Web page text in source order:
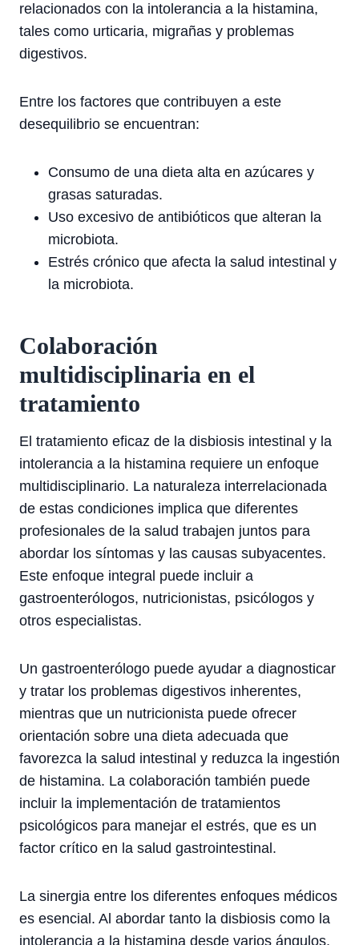
relacionados con la intolerancia a la histamina,
tales como urticaria, migrañas y problemas
digestivos.
Entre los factores que contribuyen a este
desequilibrio se encuentran:
Consumo de una dieta alta en azúcares y
grasas saturadas.
Uso excesivo de antibióticos que alteran la
microbiota.
Estrés crónico que afecta la salud intestinal y
la microbiota.
Colaboración
multidisciplinaria en el
tratamiento
El tratamiento eficaz de la disbiosis intestinal y la
intolerancia a la histamina requiere un enfoque
multidisciplinario. La naturaleza interrelacionada
de estas condiciones implica que diferentes
profesionales de la salud trabajen juntos para
abordar los síntomas y las causas subyacentes.
Este enfoque integral puede incluir a
gastroenterólogos, nutricionistas, psicólogos y
otros especialistas.
Un gastroenterólogo puede ayudar a diagnosticar
y tratar los problemas digestivos inherentes,
mientras que un nutricionista puede ofrecer
orientación sobre una dieta adecuada que
favorezca la salud intestinal y reduzca la ingestión
de histamina. La colaboración también puede
incluir la implementación de tratamientos
psicológicos para manejar el estrés, que es un
factor crítico en la salud gastrointestinal.
La sinergia entre los diferentes enfoques médicos
es esencial. Al abordar tanto la disbiosis como la
intolerancia a la histamina desde varios ángulos,